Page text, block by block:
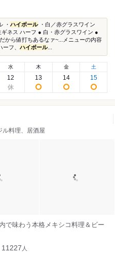
・ ハイボール・白／赤グラスワイン
ネス ハーフ ● 白・赤グラスワイン ●
から値打ちあるなァ~...メニューの内容
フ、 ハイボール...
水
12
木
13
金
14
土
15
ル料理、居酒屋
で味わう本格メキシコ料理＆ビー
11227 人